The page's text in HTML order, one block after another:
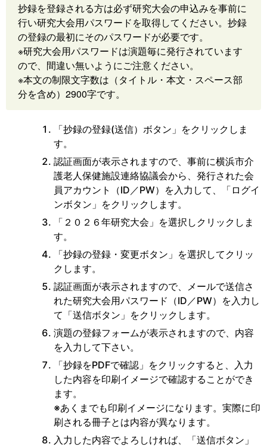
抄録を登録される方は必ず研究大会の申込みを事前に
行い研究大会用パスワードを取得してください。抄録
の登録の最初にそのパスワードが必要です。
※研究大会用パスワードは演題毎に発行されています
ので、間違い無いようにご注意ください。
※本文の制限文字数は（タイトル・本文・スペース部
分を含め）2900字です。
「抄録の登録(送信）ボタン」をクリックしま
す。
認証画面が表示されますので、事前に横浜市介
護老人保健施設連絡協議会から、発行された会
員アカウント（ID／PW）を入力して、「ログイ
ンボタン」をクリックします。
「２０２６年研究大会」を選択しクリックしま
す。
「抄録の登録・変更ボタン」を選択してクリッ
クします。
認証画面が表示されますので、メールで送信さ
れた研究大会用パスワード（ID／PW）を入力し
て「送信ボタン」をクリックします。
演題の登録フォームが表示されますので、内容
を入力して下さい。
「抄録をPDFで確認」をクリックすると、入力
した内容を印刷イメージで確認することができ
ます。
※あくまでも印刷イメージになります。実際に印
刷される冊子とは内容が異なります。
入力した内容でよろしければ、「送信ボタン」